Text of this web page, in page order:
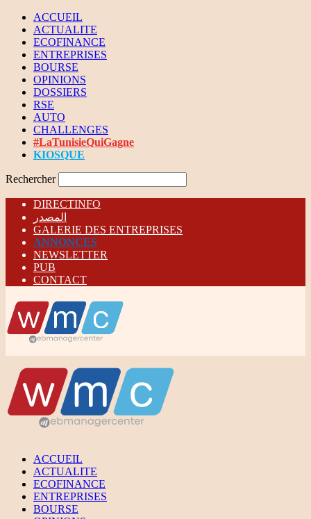
ACCUEIL
ACTUALITE
ECOFINANCE
ENTREPRISES
BOURSE
OPINIONS
DOSSIERS
RSE
AUTO
CHALLENGES
#LaTunisieQuiGagne
KIOSQUE
Rechercher
DIRECTINFO
المصدر
GALERIE DES ENTREPRISES
ANNONCES
NEWSLETTER
PUB
CONTACT
ACCUEIL
ACTUALITE
ECOFINANCE
ENTREPRISES
BOURSE